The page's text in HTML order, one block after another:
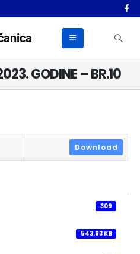
GODINE – BR.10
Download
309
543.83 KB